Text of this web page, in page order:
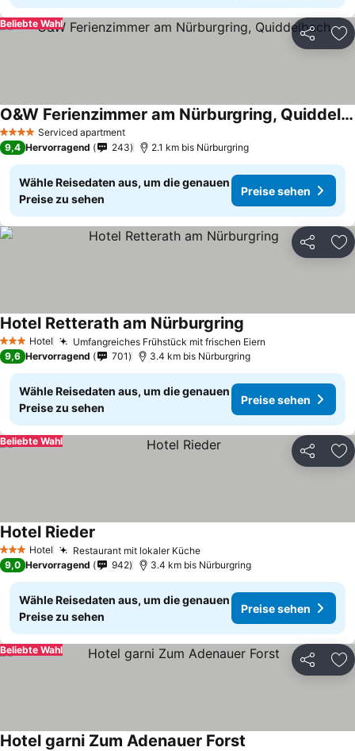
Teilen
Beliebte Wahl
4 Sterne Serviced apartment
O&W Ferienzimmer am Nürburgring, Quiddelbach
9,4 Hervorragend 243 2.1 km bis Nürburgring
Wähle Reisedaten aus, um die genauen
Preise zu sehen
Preise sehen
Teilen
3 SterneHotel Umfangreiches Frühstück mit frischen Eiern
Hotel Retterath am Nürburgring
9,6 Hervorragend 701 3.4 km bis Nürburgring
Wähle Reisedaten aus, um die genauen
Preise zu sehen
Preise sehen
Teilen
Beliebte Wahl
3 SterneHotel Restaurant mit lokaler Küche
Hotel Rieder
9,0 Hervorragend 942 3.4 km bis Nürburgring
Wähle Reisedaten aus, um die genauen
Preise zu sehen
Preise sehen
Teilen
Beliebte Wahl
Hotel garni Zum Adenauer Forst